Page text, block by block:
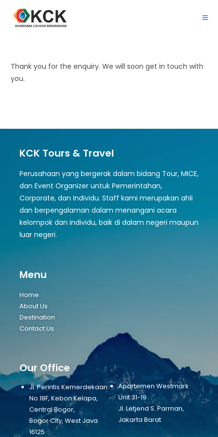
Thank you for the enquiry. We will soon get in touch with
you.
KCK Tours & Travel
Perusahaan yang bergerak dalam bidang Tour, MICE,
dan Event Organizer untuk Pemerintahan,
Corporate, dan Individu. Staff kami merupakan ahli
dan berpengalaman dalam menangani acara
kelompok dan individu, baik di dalam negeri maupun
luar negeri.
Menu
Home
About Us
Destination
Contact Us
Our Office
Jl. Perintis Kemerdekaan
No.18F, Kebon Kelapa,
Central Bogor,
Bogor City, West Java
16125
Apartemen Westmark
Unit 31-19
Jl. Letjend S. Parman,
Jakarta Barat